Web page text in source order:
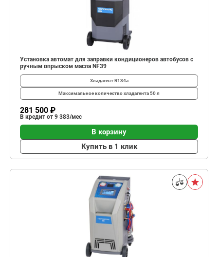
Установка автомат для заправки кондиционеров автобусов с
ручным впрыском масла NF39
ХладагентR134a
Максимальное количество хладагента50 л
281 500 ₽
В кредит от 9 383/мес
В корзину
Купить в 1 клик